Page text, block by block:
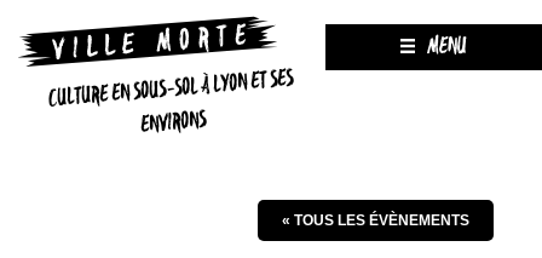
CULTURE EN SOUS-SOL À LYON ET SES
ENVIRONS
MENU
« TOUS LES ÉVÈNEMENTS